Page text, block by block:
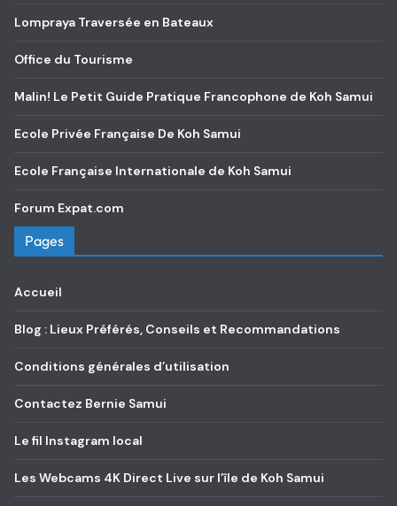
Lompraya Traversée en Bateaux
Office du Tourisme
Malin! Le Petit Guide Pratique Francophone de Koh Samui
Ecole Privée Française De Koh Samui
Ecole Française Internationale de Koh Samui
Forum Expat.com
Pages
Accueil
Blog : Lieux Préférés, Conseils et Recommandations
Conditions générales d’utilisation
Contactez Bernie Samui
Le fil Instagram local
Les Webcams 4K Direct Live sur l’île de Koh Samui